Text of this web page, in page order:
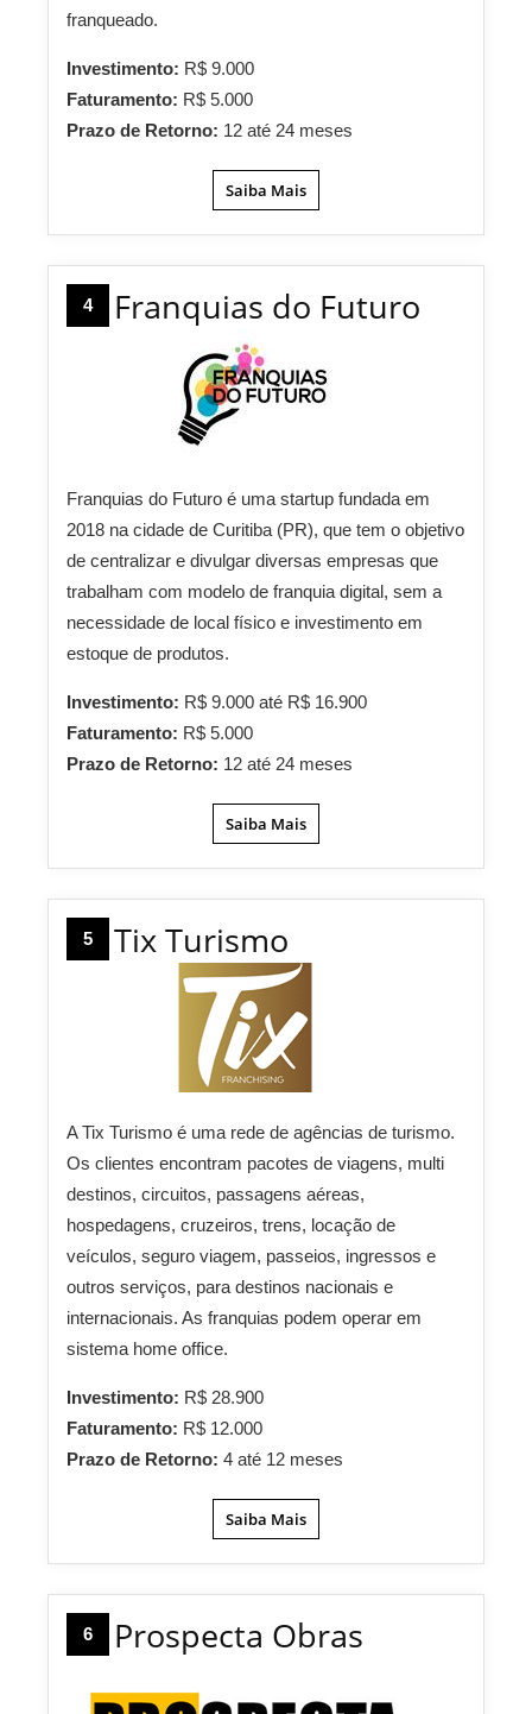
franqueado.
Investimento: R$ 9.000
Faturamento: R$ 5.000
Prazo de Retorno: 12 até 24 meses
Saiba Mais
4 Franquias do Futuro
Franquias do Futuro é uma startup fundada em
2018 na cidade de Curitiba (PR), que tem o objetivo
de centralizar e divulgar diversas empresas que
trabalham com modelo de franquia digital, sem a
necessidade de local físico e investimento em
estoque de produtos.
Investimento: R$ 9.000 até R$ 16.900
Faturamento: R$ 5.000
Prazo de Retorno: 12 até 24 meses
Saiba Mais
5 Tix Turismo
A Tix Turismo é uma rede de agências de turismo.
Os clientes encontram pacotes de viagens, multi
destinos, circuitos, passagens aéreas,
hospedagens, cruzeiros, trens, locação de
veículos, seguro viagem, passeios, ingressos e
outros serviços, para destinos nacionais e
internacionais. As franquias podem operar em
sistema home office.
Investimento: R$ 28.900
Faturamento: R$ 12.000
Prazo de Retorno: 4 até 12 meses
Saiba Mais
6 Prospecta Obras